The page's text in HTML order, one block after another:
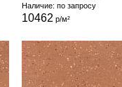
Наличие: по запросу
10462 р/м²